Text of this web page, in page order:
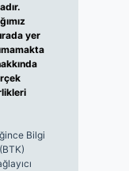
yer
Bilgi